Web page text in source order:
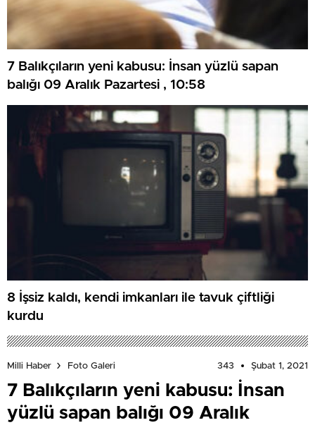
7 Balıkçıların yeni kabusu: İnsan yüzlü sapan
balığı 09 Aralık Pazartesi , 10:58
8 İşsiz kaldı, kendi imkanları ile tavuk çiftliği
kurdu
Milli Haber Foto Galeri 343 Şubat 1, 2021
7 Balıkçıların yeni kabusu: İnsan
yüzlü sapan balığı 09 Aralık